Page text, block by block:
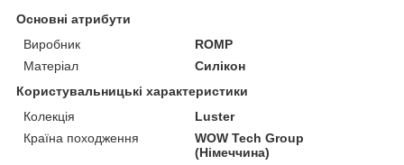
Основні атрибути
Виробник
ROMP
Матеріал
Силікон
Користувальницькі характеристики
Колекція
Luster
Країна походження
WOW Tech Group
(Німеччина)